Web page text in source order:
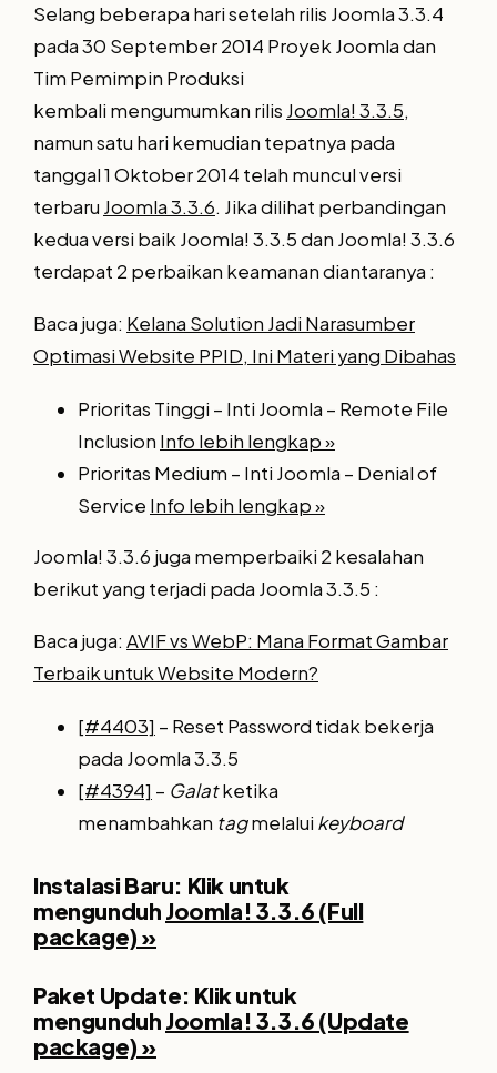
Selang beberapa hari setelah rilis Joomla 3.3.4
pada 30 September 2014 Proyek Joomla dan
Tim Pemimpin Produksi
kembali mengumumkan rilis Joomla! 3.3.5,
namun satu hari kemudian tepatnya pada
tanggal 1 Oktober 2014 telah muncul versi
terbaru Joomla 3.3.6. Jika dilihat perbandingan
kedua versi baik Joomla! 3.3.5 dan Joomla! 3.3.6
terdapat 2 perbaikan keamanan diantaranya :
Baca juga: Kelana Solution Jadi Narasumber
Optimasi Website PPID, Ini Materi yang Dibahas
Prioritas Tinggi – Inti Joomla – Remote File
Inclusion Info lebih lengkap »
Prioritas Medium – Inti Joomla – Denial of
Service Info lebih lengkap »
Joomla! 3.3.6 juga memperbaiki 2 kesalahan
berikut yang terjadi pada Joomla 3.3.5 :
Baca juga: AVIF vs WebP: Mana Format Gambar
Terbaik untuk Website Modern?
[#4403] – Reset Password tidak bekerja
pada Joomla 3.3.5
[#4394] – Galatketika
menambahkan tagmelalui keyboard
Instalasi Baru: Klik untuk
mengunduh Joomla! 3.3.6 (Full
package) »
Paket Update: Klik untuk
mengunduh Joomla! 3.3.6 (Update
package) »